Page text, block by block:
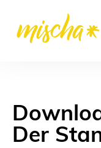
Der